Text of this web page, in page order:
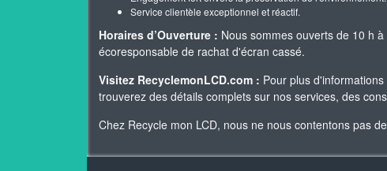
Service clientèle exceptionnel et réactif.
Horaires d’Ouverture : Nous sommes ouverts de 10 h
écoresponsable de rachat d'écran cassé.
Visitez RecyclemonLCD.com : Pour plus
trouverez des détails complets sur nos services, des
Chez Recycle mon LCD, nous ne nous contentons pas